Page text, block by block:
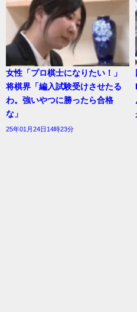
女性「プロ棋士になりたい！」
将棋界「編入試験受けさせたる
わ。強いやつに勝ったら合格
な」
25年01月24日14時23分